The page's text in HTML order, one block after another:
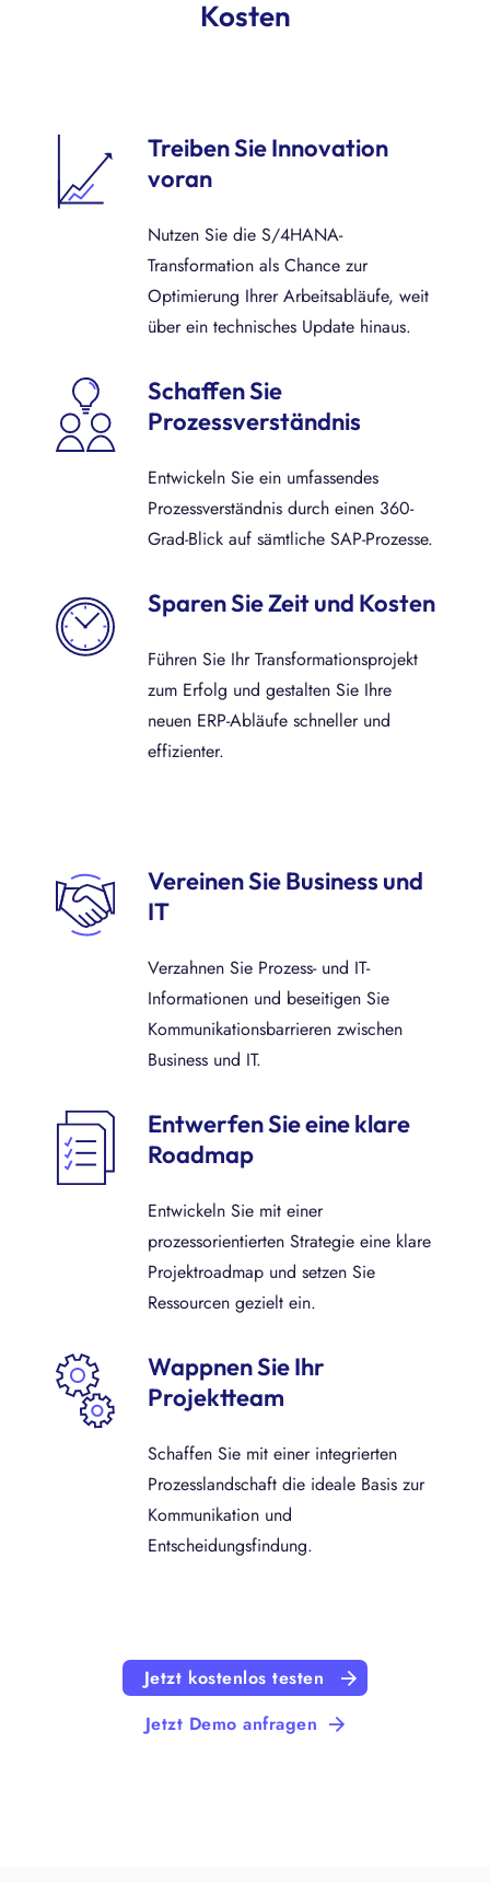
Kosten
Treiben Sie Innovation
voran
Nutzen Sie die S/4HANA-
Transformation als Chance zur
Optimierung Ihrer Arbeitsabläufe, weit
über ein technisches Update hinaus.
Schaffen Sie
Prozessverständnis
Entwickeln Sie ein umfassendes
Prozessverständnis durch einen 360-
Grad-Blick auf sämtliche SAP-Prozesse.
Sparen Sie Zeit und Kosten
Führen Sie Ihr Transformationsprojekt
zum Erfolg und gestalten Sie Ihre
neuen ERP-Abläufe schneller und
effizienter.
Vereinen Sie Business und
IT
Verzahnen Sie Prozess- und IT-
Informationen und beseitigen Sie
Kommunikationsbarrieren zwischen
Business und IT.
Entwerfen Sie eine klare
Roadmap
Entwickeln Sie mit einer
prozessorientierten Strategie eine klare
Projektroadmap und setzen Sie
Ressourcen gezielt ein.
Wappnen Sie Ihr
Projektteam
Schaffen Sie mit einer integrierten
Prozesslandschaft die ideale Basis zur
Kommunikation und
Entscheidungsfindung.
Jetzt kostenlos testen
Jetzt Demo anfragen